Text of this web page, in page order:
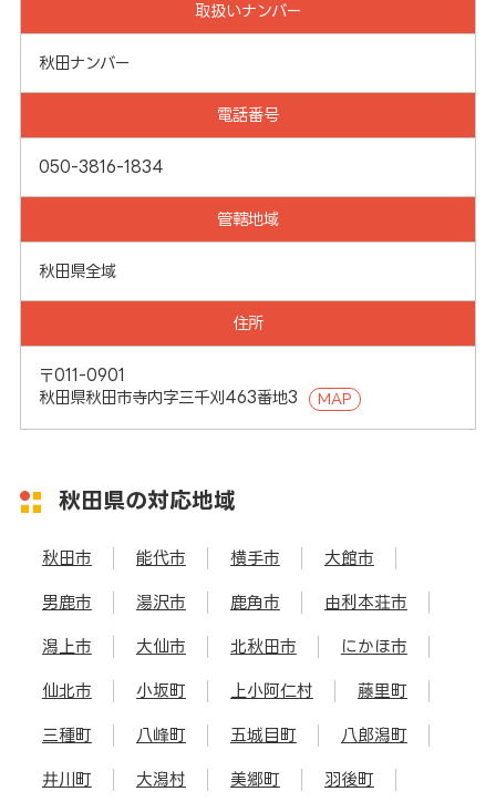
取扱いナンバー
秋田ナンバー
電話番号
050-3816-1834
管轄地域
秋田県全域
住所
〒011-0901
秋田県秋田市寺内字三千刈463番地3
MAP
秋田県の対応地域
秋田市 能代市 横手市 大館市
男鹿市 湯沢市 鹿角市 由利本荘市
潟上市 大仙市 北秋田市 にかほ市
仙北市 小坂町 上小阿仁村 藤里町
三種町 八峰町 五城目町 八郎潟町
井川町 大潟村 美郷町 羽後町